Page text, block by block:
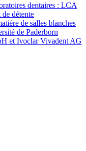
dentaires : LCA
détente
de salles blanches
de Paderborn
et Ivoclar Vivadent AG